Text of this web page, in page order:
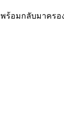
ร้อมกลับมาครอ